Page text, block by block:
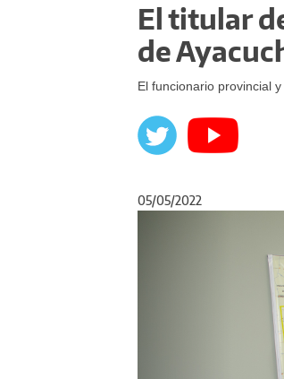
El titular
de
El funcionario provincial
05/05/2022